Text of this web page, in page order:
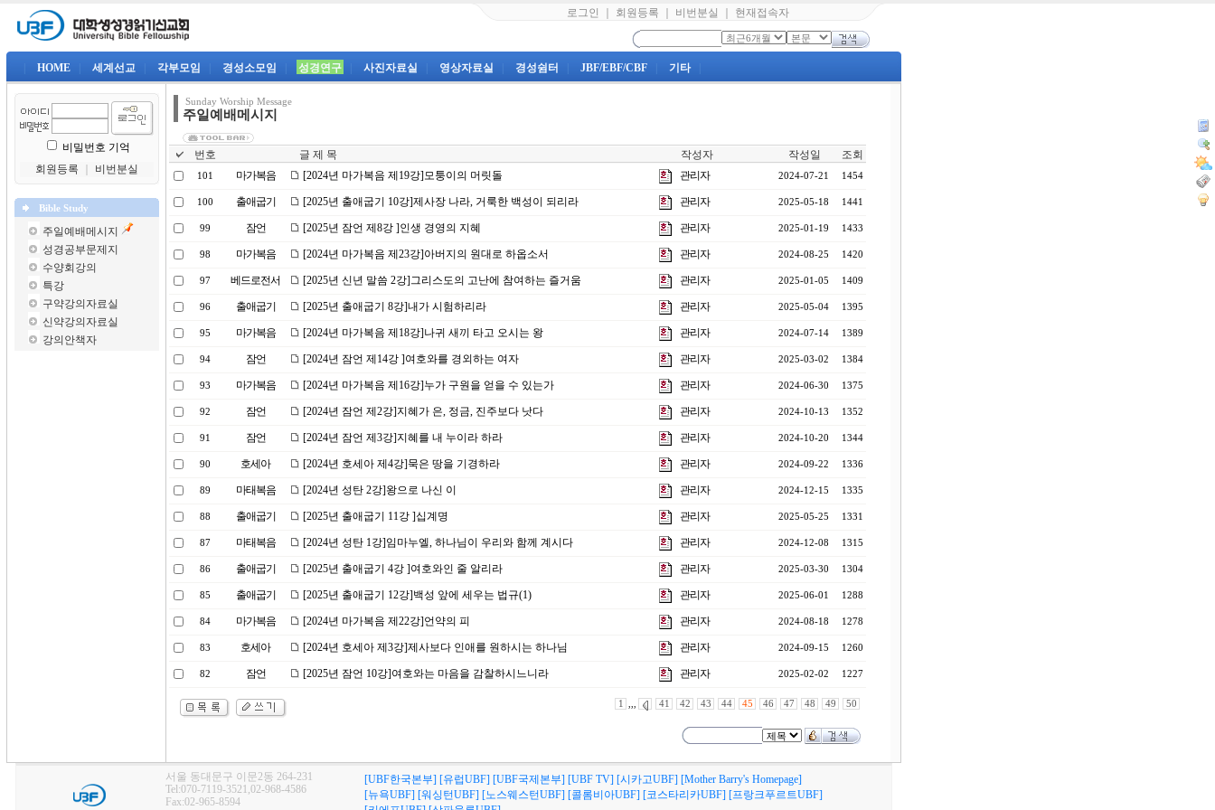
로그인 회원등록 비번분실 현재접속자
HOME 세계선교 각부모임 경성소모임 성경연구 사진자료실 영상자료실 경성쉼터 JBF/EBF/CBF 기타
비밀번호 기억
회원등록
비번분실
Bible Study
주일예배메시지
성경공부문제지
수양회강의
특강
구약강의자료실
신약강의자료실
강의안책자
Sunday Worship Message
주일예배메시지
번호 글 제 목 작성자 작성일 조회
101 마가복음 [2024년 마가복음 제19강]모퉁이의 머릿돌 관리자 2024-07-21 1454
100 출애굽기 [2025년 출애굽기 10강]제사장 나라, 거룩한 백성이 되리라 관리자 2025-05-18 1441
99 잠언 [2025년 잠언 제8강 ]인생 경영의 지혜 관리자 2025-01-19 1433
98 마가복음 [2024년 마가복음 제23강]아버지의 원대로 하옵소서 관리자 2024-08-25 1420
97 베드로전서 [2025년 신년 말씀 2강]그리스도의 고난에 참여하는 즐거움 관리자 2025-01-05 1409
96 출애굽기 [2025년 출애굽기 8강]내가 시험하리라 관리자 2025-05-04 1395
95 마가복음 [2024년 마가복음 제18강]나귀 새끼 타고 오시는 왕 관리자 2024-07-14 1389
94 잠언 [2024년 잠언 제14강 ]여호와를 경외하는 여자 관리자 2025-03-02 1384
93 마가복음 [2024년 마가복음 제16강]누가 구원을 얻을 수 있는가 관리자 2024-06-30 1375
92 잠언 [2024년 잠언 제2강]지혜가 은, 정금, 진주보다 낫다 관리자 2024-10-13 1352
91 잠언 [2024년 잠언 제3강]지혜를 내 누이라 하라 관리자 2024-10-20 1344
90 호세아 [2024년 호세아 제4강]묵은 땅을 기경하라 관리자 2024-09-22 1336
89 마태복음 [2024년 성탄 2강]왕으로 나신 이 관리자 2024-12-15 1335
88 출애굽기 [2025년 출애굽기 11강 ]십계명 관리자 2025-05-25 1331
87 마태복음 [2024년 성탄 1강]임마누엘, 하나님이 우리와 함께 계시다 관리자 2024-12-08 1315
86 출애굽기 [2025년 출애굽기 4강 ]여호와인 줄 알리라 관리자 2025-03-30 1304
85 출애굽기 [2025년 출애굽기 12강]백성 앞에 세우는 법규(1) 관리자 2025-06-01 1288
84 마가복음 [2024년 마가복음 제22강]언약의 피 관리자 2024-08-18 1278
83 호세아 [2024년 호세아 제3강]제사보다 인애를 원하시는 하나님 관리자 2024-09-15 1260
82 잠언 [2025년 잠언 10강]여호와는 마음을 감찰하시느니라 관리자 2025-02-02 1227
1 ,,, 41 42 43 44 45 46 47 48 49 50
서울 동대문구 이문2동 264-231
Tel:070-7119-3521,02-968-4586
Fax:02-965-8594
[UBF한국본부] [유럽UBF] [UBF국제본부] [UBF TV] [시카고UBF] [Mother Barry's Homepage]
[뉴욕UBF] [워싱턴UBF] [노스웨스턴UBF] [콜롬비아UBF] [코스타리카UBF] [프랑크푸르트UBF]